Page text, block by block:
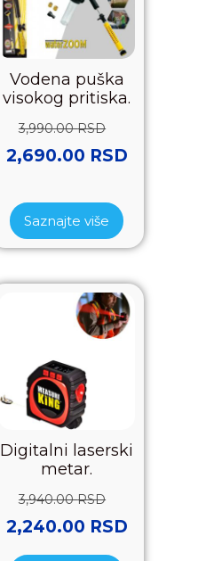
Vodena puška
visokog pritiska.
3,990.00RSD
2,690.00 RSD
Saznajte više
Digitalni laserski
metar.
3,940.00RSD
2,240.00 RSD